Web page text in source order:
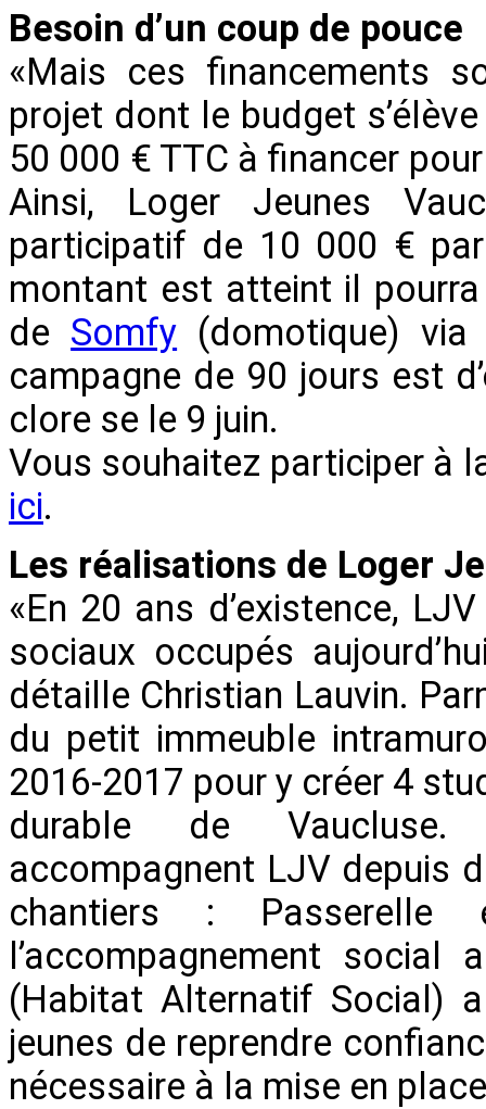
Besoin d’un coup de pouce
«Mais ces financements
projet dont le budget
50 000 € TTC à financer
Ainsi, Loger Jeunes
participatif de 10 000 €
montant est atteint il
de Somfy (domotique)
campagne de 90 jours est
clore se le 9 juin.
Vous souhaitez participer à
ici.
Les réalisations de Loger
«En 20 ans d’existence,
sociaux occupés
détaille Christian Lauvin.
du petit immeuble
2016-2017 pour y créer 4
durable de Vaucluse.
accompagnent LJV depuis
chantiers :
l’accompagnement social
(Habitat Alternatif Social)
jeunes de reprendre
nécessaire à la mise en